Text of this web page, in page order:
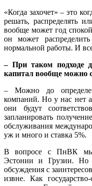
«Когда захочет» – это
решать, распределять
вообще может год
он может
нормальной работы. И
– При таком подходе
капитал вообще можно
– Можно до
компаний. Но у нас нет
они будут
запланировать
обслуживания
уж и много и ставка 5%.
В вопросе с ПнВК мы
Эстонии и Грузии. Но
обсуждения с
извне. Как